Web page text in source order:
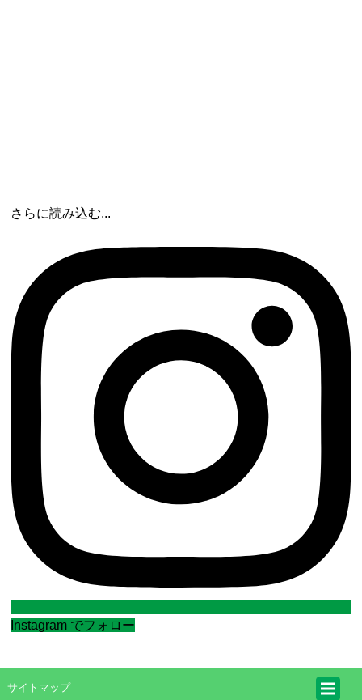
さらに読み込む...
Instagram でフォロー
サイトマップ